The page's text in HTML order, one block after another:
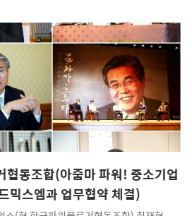
인 창조기업인으로 거듭날 수 있는 사업
있는 기회라고 한다. 8년간 블로거를
기회에 획기적인 아이디어를 내볼까하는
었다. 또한 한국파워블로거협동조합의
참여하고자 뜻을 모았다. 누구나 지..
협동조합(아줌마 파워! 중소기업
믹스엠과 업무협약 체결)